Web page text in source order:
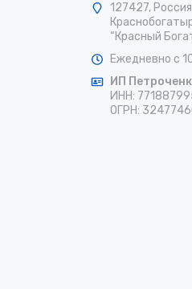
127427, Россия
“Красный
Ежедневно с
ИП
ИНН:
ОГРН: